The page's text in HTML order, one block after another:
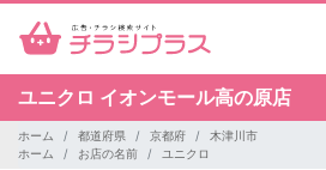
ユニクロ イオンモール高の原店
ホーム 都道府県 京都府
木津川市
ホーム
お店の名前 ユニクロ